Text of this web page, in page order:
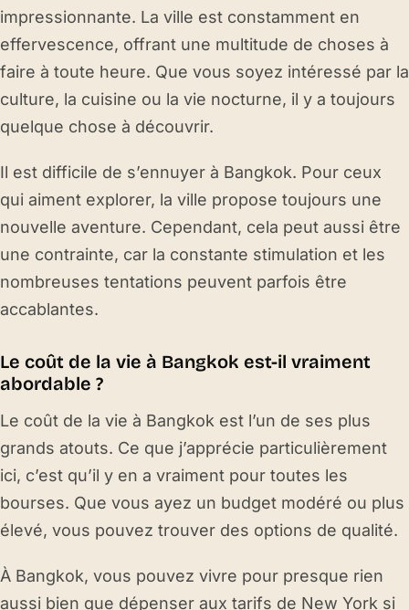
impressionnante. La ville est constamment en
effervescence, offrant une multitude de choses à
faire à toute heure. Que vous soyez intéressé par la
culture, la cuisine ou la vie nocturne, il y a toujours
quelque chose à découvrir.
Il est difficile de s’ennuyer à Bangkok. Pour ceux
qui aiment explorer, la ville propose toujours une
nouvelle aventure. Cependant, cela peut aussi être
une contrainte, car la constante stimulation et les
nombreuses tentations peuvent parfois être
accablantes.
Le coût de la vie à Bangkok est-il vraiment
abordable ?
Le coût de la vie à Bangkok est l’un de ses plus
grands atouts. Ce que j’apprécie particulièrement
ici, c’est qu’il y en a vraiment pour toutes les
bourses. Que vous ayez un budget modéré ou plus
élevé, vous pouvez trouver des options de qualité.
À Bangkok, vous pouvez vivre pour presque rien
aussi bien que dépenser aux tarifs de New York si